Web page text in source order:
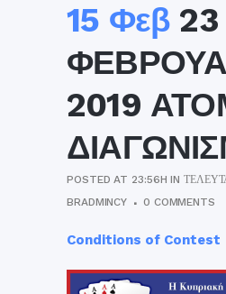
15 Φεβ 23
2019
POSTED AT 23:56H IN
BRADMINCY
0 COMMENTS
Conditions of Contest